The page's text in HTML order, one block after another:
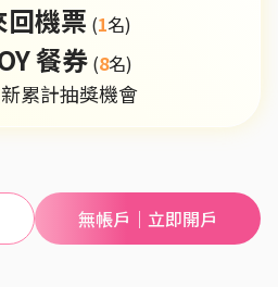
機票 (1名)
餐券 (8名)
累計抽獎機會
無帳戶｜立即開戶